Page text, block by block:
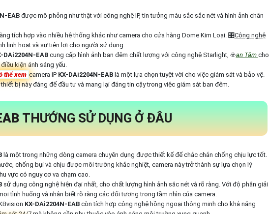
EAB được mô phỏng như thật với công nghệ IP, tin tưởng màu sắc sắc nét và hình ảnh chân
tích hợp vào nhiều hệ thống khác như camera cho cửa hàng Dome Kim Loại. 🎛Công nghệ
linh hoạt và sự tiện lợi cho người sử dụng.
DAi2204N-EAB cung cấp hình ảnh ban đêm chất lượng với công nghệ Starlight, ☣️an Tâm cho
kiện ánh sáng yếu.
thể xem camera IP KX-DAi2204N-EAB là một lựa chọn tuyệt vời cho việc giám sát và bảo vệ.
bị này đáng để đầu tư và mang lại đáng tin cậy trong việc giám sát ban đêm.
THƯỚNG SỬ DỤNG Ở ĐÂU
là một trong những dòng camera chuyên dụng được thiết kế để chắc chắn chống chịu lực tốt.
chống bụi và chịu được môi trường khắc nghiệt, camera này trở thành sự lựa chọn lý
vực có nguy cơ va chạm cao.
sử dụng công nghệ hiện đại nhất, cho chất lượng hình ảnh sắc nét và rõ ràng. Với độ phân giải
tình huống và nhận biết rõ ràng các đối tượng trong tầm nhìn của camera.
KX-DAi2204N-EAB còn tích hợp công nghệ hồng ngoại thông minh cho khả năng